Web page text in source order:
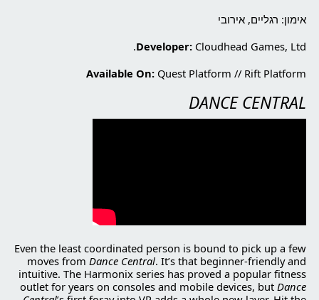
אימון: רגליים, אירובי
Developer: Cloudhead Games, Ltd.
Available On: Quest Platform // Rift Platform
DANCE CENTRAL
Even the least coordinated person is bound to pick up a few
moves from Dance Central. It’s that beginner-friendly and
intuitive. The Harmonix series has proved a popular fitness
outlet for years on consoles and mobile devices, but Dance